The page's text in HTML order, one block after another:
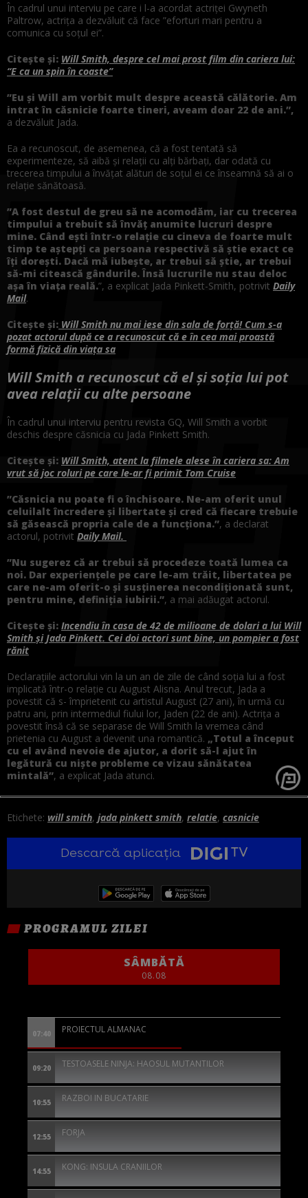
În cadrul unui interviu pe care i l-a acordat actriței Gwyneth
Paltrow, actrița a dezvăluit că face ”eforturi mari pentru a
comunica cu soțul ei”.
Citește și: Will Smith, despre cel mai prost film din cariera lui:
“E ca un spin în coaste”
”Eu și Will am vorbit mult despre această călătorie. Am
intrat în căsnicie foarte tineri, aveam doar 22 de ani.”,
a dezvăluit Jada.
Ea a recunoscut, de asemenea, că a fost tentată să
experimenteze, să aibă și relații cu alți bărbați, dar odată cu
trecerea timpului a învățat alături de soțul ei ce înseamnă să ai o
relație sănătoasă.
”A fost destul de greu să ne acomodăm, iar cu trecerea
timpului a trebuit să învăț anumite lucruri despre
mine. Când ești într-o relație cu cineva de foarte mult
timp te aștepți ca persoana respectivă să știe exact ce
îți dorești. Dacă mă iubește, ar trebui să știe, ar trebui
să-mi citească gândurile. Însă lucrurile nu stau deloc
așa în viața reală.”, a explicat Jada Pinkett-Smith, potrivit Daily
Mail.
Citește și: Will Smith nu mai iese din sala de forță! Cum s-a
pozat actorul după ce a recunoscut că e în cea mai proastă
formă fizică din viața sa
Will Smith a recunoscut că el și soția lui pot
avea relații cu alte persoane
În cadrul unui interviu pentru revista GQ, Will Smith a vorbit
deschis despre căsnicia cu Jada Pinkett Smith.
Citește și: Will Smith, atent la filmele alese în cariera sa: Am
vrut să joc roluri pe care le-ar fi primit Tom Cruise
”Căsnicia nu poate fi o închisoare. Ne-am oferit unul
celuilalt încredere și libertate și cred că fiecare trebuie
să găsească propria cale de a funcționa.”, a declarat
actorul, potrivit Daily Mail.
”Nu sugerez că ar trebui să procedeze toată lumea ca
noi. Dar experiențele pe care le-am trăit, libertatea pe
care ne-am oferit-o și susținerea necondiționată sunt,
pentru mine, definiția iubirii.”, a mai adăugat actorul.
Citește și: Incendiu în casa de 42 de milioane de dolari a lui Will
Smith și Jada Pinkett. Cei doi actori sunt bine, un pompier a fost
rănit
Declarațiile actorului vin la un an de zile de când soția lui a fost
implicată într-o relație cu August Alisna. Anul trecut, Jada a
povestit că s- împrietenit cu artistul August (27 ani), în urmă cu
patru ani, prin intermediul fiului lor, Jaden (22 de ani). Actrița a
povestit însă că se separase de Will Smith la vremea când
prietenia cu August a devenit una romantică. „Totul a început
cu el având nevoie de ajutor, a dorit să-l ajut în
legătură cu niște probleme ce vizau sănătatea
mintală”, a explicat Jada atunci.
Etichete: will smith, jada pinkett smith, relatie, casnicie
Descarcă aplicația
PROGRAMUL ZILEI
SÂMBĂTĂ
08.08
07:40 PROIECTUL ALMANAC
09:20 TESTOASELE NINJA: HAOSUL MUTANTILOR
10:55 RAZBOI IN BUCATARIE
12:55 FORJA
14:55 KONG: INSULA CRANIILOR